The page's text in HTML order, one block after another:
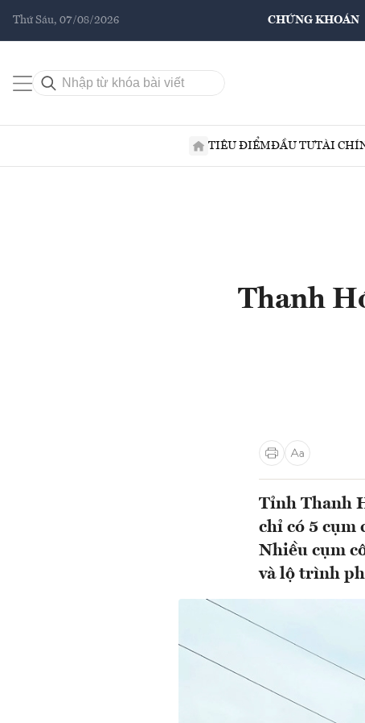
Thứ Sáu, 07/08/2026 CHỨNG KHOÁN
TIÊU ĐIỂMĐẦU TƯTÀI
Thanh
Tỉnh Thanh
chỉ có 5 cụm
Nhiều cụm
và lộ trình